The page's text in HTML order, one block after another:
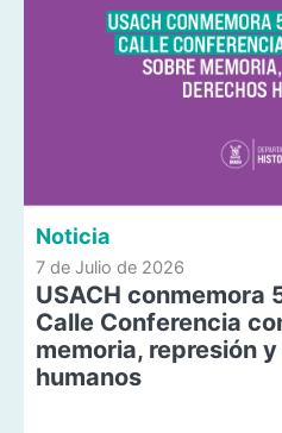
Noticia
7 de Julio de 2026
USACH conmemora
Calle Conferencia
memoria, represión
humanos